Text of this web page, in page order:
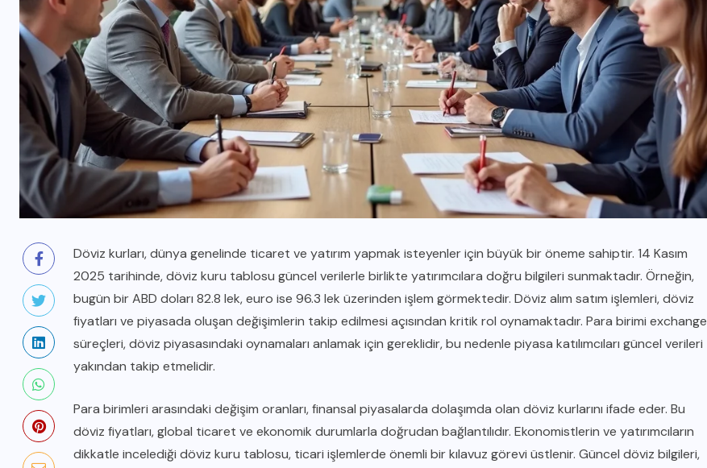
Döviz kurları, dünya genelinde ticaret ve yatırım yapmak isteyenler için büyük bir öneme sahiptir. 14 Kasım
2025 tarihinde, döviz kuru tablosu güncel verilerle birlikte yatırımcılara doğru bilgileri sunmaktadır. Örneğin,
bugün bir ABD doları 82.8 lek, euro ise 96.3 lek üzerinden işlem görmektedir. Döviz alım satım işlemleri, döviz
fiyatları ve piyasada oluşan değişimlerin takip edilmesi açısından kritik rol oynamaktadır. Para birimi exchange
süreçleri, döviz piyasasındaki oynamaları anlamak için gereklidir, bu nedenle piyasa katılımcıları güncel verileri
yakından takip etmelidir.
Para birimleri arasındaki değişim oranları, finansal piyasalarda dolaşımda olan döviz kurlarını ifade eder. Bu
döviz fiyatları, global ticaret ve ekonomik durumlarla doğrudan bağlantılıdır. Ekonomistlerin ve yatırımcıların
dikkatle incelediği döviz kuru tablosu, ticari işlemlerde önemli bir kılavuz görevi üstlenir. Güncel döviz bilgileri,